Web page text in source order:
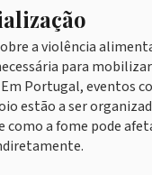
a violência
para
Portugal, eventos
estão a ser
como a fome pode